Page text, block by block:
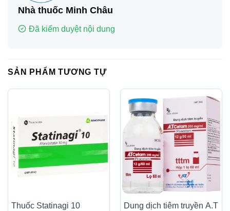
Nhà thuốc Minh Châu
Đã kiểm duyệt nội dung
SẢN PHẨM TƯƠNG TỰ
Thuốc Statinagi 10
Dung dịch tiêm truyền A.T